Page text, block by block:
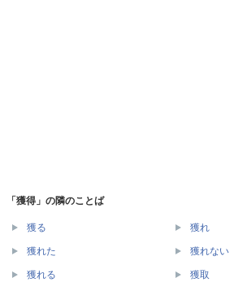
「獲得」の隣のことば
獲る 獲れ
獲れた 獲れない
獲れる 獲取